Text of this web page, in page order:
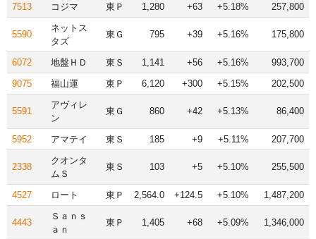
7513 コジマ 東Ｐ 1,280 +63 +5.18% 257,800
5590
ネットス
タズ
東Ｇ 795 +39 +5.16% 175,800
6072 地盤ＨＤ 東Ｓ 1,141 +56 +5.16%
993,700
9075
福山運 東Ｐ 6,120 +300 +5.15% 202,500
5591
アヴィレ
ン
東Ｇ 860 +42 +5.13% 86,400
5952 アマテイ 東Ｓ 185 +9 +5.11% 207,700
2338
クオンタ
ムＳ
東Ｓ 103 +5 +5.10% 255,500
4527 ロート 東Ｐ 2,564.0 +124.5 +5.10% 1,487,200
4443
Ｓａｎｓ
ａｎ
東Ｐ 1,405 +68 +5.09% 1,346,000